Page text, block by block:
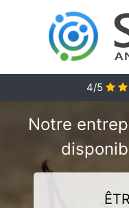
4/5
Notre